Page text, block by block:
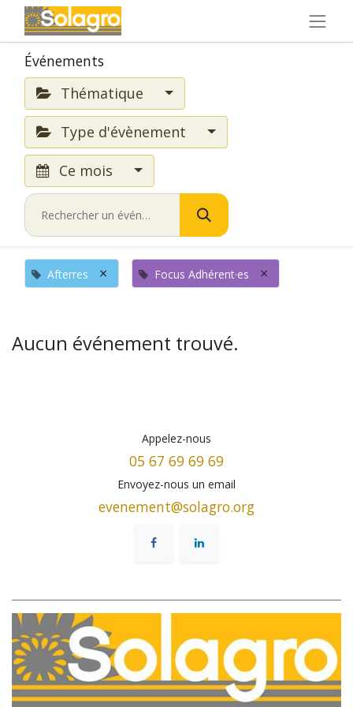
Événements
Thématique
Type d'évènement
Ce mois
Afterres × Focus Adhérent·es ×
Aucun événement trouvé.
Appelez-nous
05 67 69 69 69
Envoyez-nous un email
evenement@solagro.org